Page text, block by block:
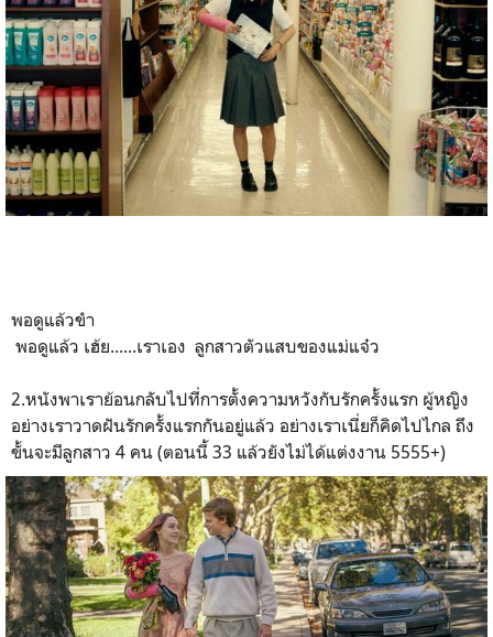
พอดูแล้วขำ
พอดูแล้ว เฮ้ย......เราเอง ลูกสาวตัวแสบของแม่แจ๋ว
2.หนังพาเราย้อนกลับไปที่การตั้งความหวังกับรักครั้งแรก ผู้หญิง
อย่างเราวาดฝันรักครั้งแรกกันอยู่แล้ว อย่างเราเนี่ยก็คิดไปไกล ถึง
ขั้นจะมีลูกสาว 4 คน (ตอนนี้ 33 แล้วยังไม่ได้แต่งงาน 5555+)